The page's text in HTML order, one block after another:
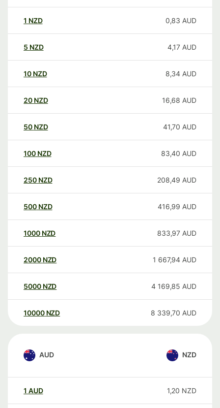
1 NZD 0,83 AUD
5 NZD 4,17 AUD
10 NZD 8,34 AUD
20 NZD 16,68 AUD
50 NZD 41,70 AUD
100 NZD 83,40 AUD
250 NZD 208,49 AUD
500 NZD 416,99 AUD
1000 NZD 833,97 AUD
2000 NZD 1 667,94 AUD
5000 NZD 4 169,85 AUD
10000 NZD 8 339,70 AUD
AUD NZD
1 AUD 1,20 NZD